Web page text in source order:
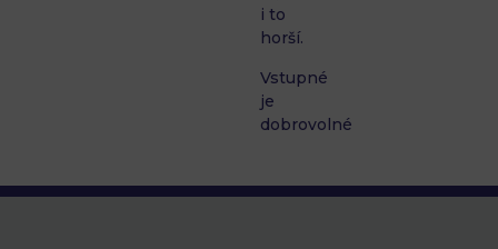
i to
horší.
Vstupné
je
dobrovolné